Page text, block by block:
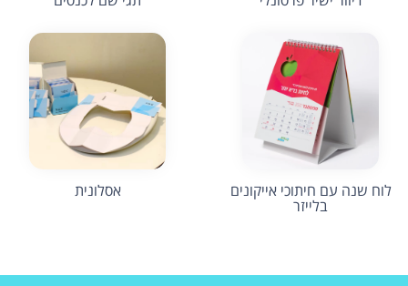
לוח שנה עם חיתוכי אייקונים
בלייזר
אסלונית